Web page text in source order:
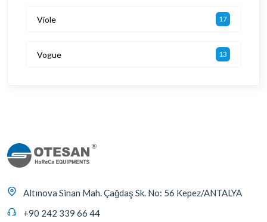
Viole 17
Vogue 13
Altınova Sinan Mah. Çağdaş Sk. No: 56 Kepez/ANTALYA
+90 242 339 66 44